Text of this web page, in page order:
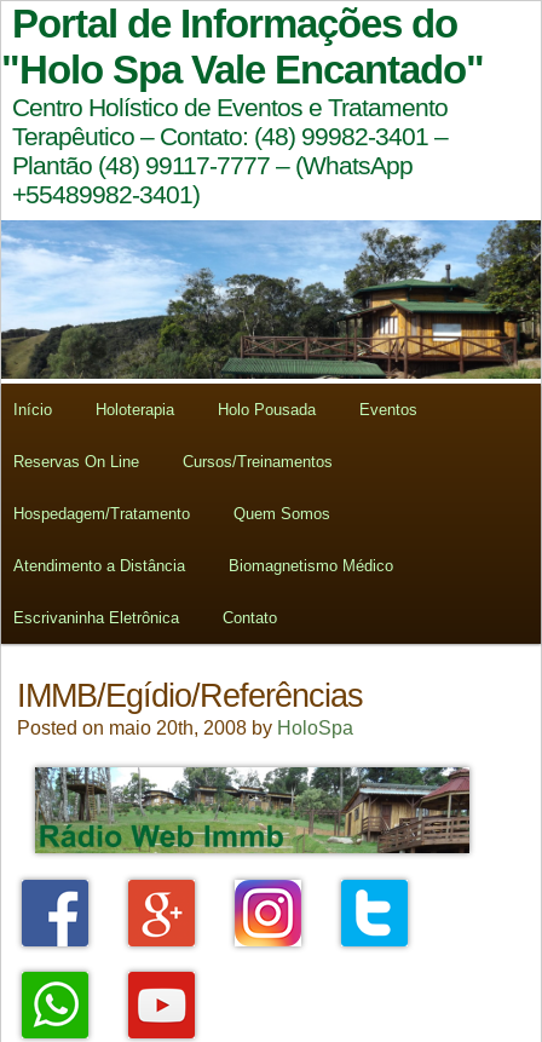
Portal de Informações do
"Holo Spa Vale Encantado"
Centro Holístico de Eventos e Tratamento
Terapêutico – Contato: (48) 99982-3401 –
Plantão (48) 99117-7777 – (WhatsApp
+55489982-3401)
Início Holoterapia Holo Pousada Eventos
Reservas On Line Cursos/Treinamentos
Hospedagem/Tratamento Quem Somos
Atendimento a Distância Biomagnetismo Médico
Escrivaninha Eletrônica Contato
IMMB/Egídio/Referências
Posted on maio 20th, 2008 by HoloSpa